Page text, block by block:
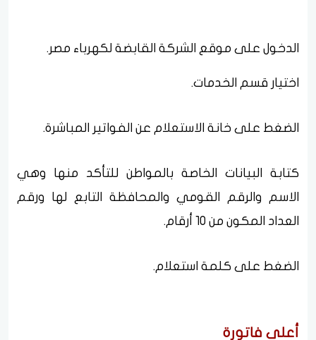
الدخول على موقع الشركة القابضة لكهرباء مصر.
اختيار قسم الخدمات.
الضغط على خانة الاستعلام عن الفواتير المباشرة.
كتابة البيانات الخاصة بالمواطن للتأكد منها وهي
الاسم والرقم القومي والمحافظة التابع لها ورقم
العداد المكون من 10 أرقام.
الضغط على كلمة استعلام.
أعلى فاتورة